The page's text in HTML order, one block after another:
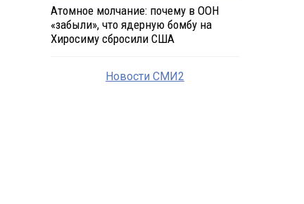
Атомное молчание: почему в ООН
«забыли», что ядерную бомбу на
Хиросиму сбросили США
Новости СМИ2